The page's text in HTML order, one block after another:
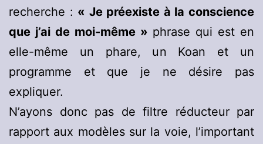
recherche : « Je préexiste à la conscience
que j’ai de moi-même » phrase qui est en
elle-même un phare, un Koan et un
programme et que je ne désire pas
expliquer.
N’ayons donc pas de filtre réducteur par
rapport aux modèles sur la voie, l’important